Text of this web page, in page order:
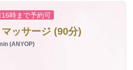
16時まで予約可
ッサージ (90分)
(ANYOP)